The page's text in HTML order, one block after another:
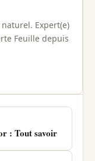
Expert(e)
Feuille depuis
: Tout savoir